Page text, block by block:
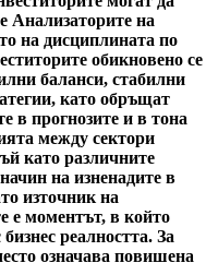
Анализаторите на
на дисциплината по
обикновено се
баланси, стабилни
като обръщат
в прогнозите и в тона
между сектори
като различните
на изненадите в
източник на
е моментът, в който
реалността. За
означава повишена